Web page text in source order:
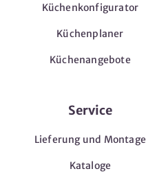
Küchenkonfigurator
Küchenplaner
Küchenangebote
Service
Lieferung und Montage
Kataloge